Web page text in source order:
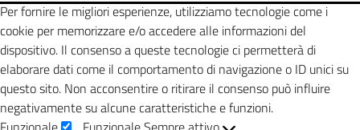
Per fornire le migliori esperienze, utilizziamo tecnologie come i
cookie per memorizzare e/o accedere alle informazioni del
dispositivo. Il consenso a queste tecnologie ci permetterà di
elaborare dati come il comportamento di navigazione o ID unici su
questo sito. Non acconsentire o ritirare il consenso può influire
negativamente su alcune caratteristiche e funzioni.